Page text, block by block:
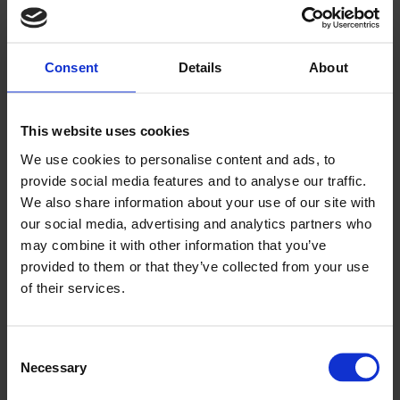
Consent Details About
This website uses cookies
We use cookies to personalise content and ads, to
provide social media features and to analyse our traffic.
We also share information about your use of our site with
our social media, advertising and analytics partners who
may combine it with other information that you’ve
provided to them or that they’ve collected from your use
of their services.
Selection
Necessary
blikkenslagerbedriftene
ser fortsatt krevende
markedsutsikter
standard for